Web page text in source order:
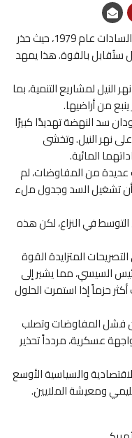
تصريح تاريخي للرئيس المصري الأسبق أنور السادات عام 1979، حيث حذر
ستُقابل بالقوة. هذا يمهد
لمشاريع التنمية، بما
من أراضيها.
سد النهضة تهديدًا كبيرًا
نهر النيل. وتخشى
المائية.
من المفاوضات، لم
تشغيل السد وجدول ملء
التوسط في النزاع، لكن هذه
المتزايدة القوة
السيسي، مما يشير إلى
حزماً إذا استمرت الحلول
الراوي إلى أن فشل المفاوضات وتصلب
عسكرية، مردداً تحذير
والسياسية الأوسع
ومعيشة الملايين.